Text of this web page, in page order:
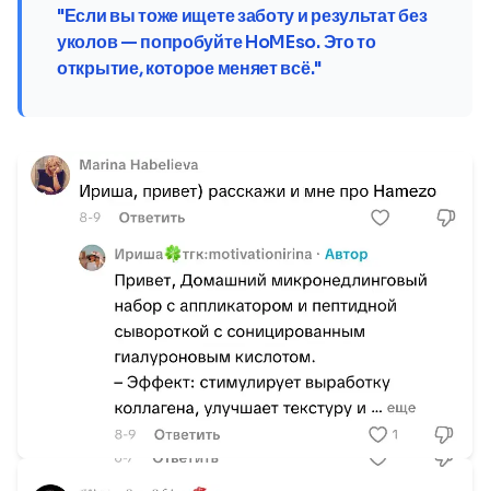
"Если вы тоже ищете заботу и результат без
уколов — попробуйте HoMEso. Это то
открытие, которое меняет всё."